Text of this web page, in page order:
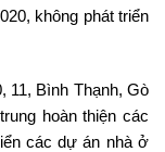
không phát triển
11, Bình Thạnh, Gò
hoàn thiện các
các dự án nhà ở